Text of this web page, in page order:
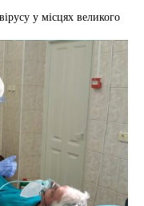
у місцях великого